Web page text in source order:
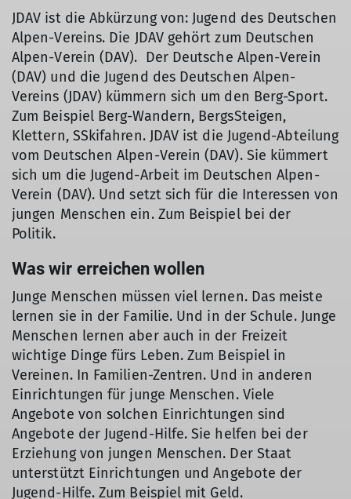
JDAV ist die Abkürzung von: Jugend des Deutschen
Alpen-Vereins. Die JDAV gehört zum Deutschen
Alpen-Verein (DAV). Der Deutsche Alpen-Verein
(DAV) und die Jugend des Deutschen Alpen-
Vereins (JDAV) kümmern sich um den Berg-Sport.
Zum Beispiel Berg-Wandern, BergsSteigen,
Klettern, SSkifahren. JDAV ist die Jugend-Abteilung
vom Deutschen Alpen-Verein (DAV). Sie kümmert
sich um die Jugend-Arbeit im Deutschen Alpen-
Verein (DAV). Und setzt sich für die Interessen von
jungen Menschen ein. Zum Beispiel bei der
Politik.
Was wir erreichen wollen
Junge Menschen müssen viel lernen. Das meiste
lernen sie in der Familie. Und in der Schule. Junge
Menschen lernen aber auch in der Freizeit
wichtige Dinge fürs Leben. Zum Beispiel in
Vereinen. In Familien-Zentren. Und in anderen
Einrichtungen für junge Menschen. Viele
Angebote von solchen Einrichtungen sind
Angebote der Jugend-Hilfe. Sie helfen bei der
Erziehung von jungen Menschen. Der Staat
unterstützt Einrichtungen und Angebote der
Jugend-Hilfe. Zum Beispiel mit Geld.